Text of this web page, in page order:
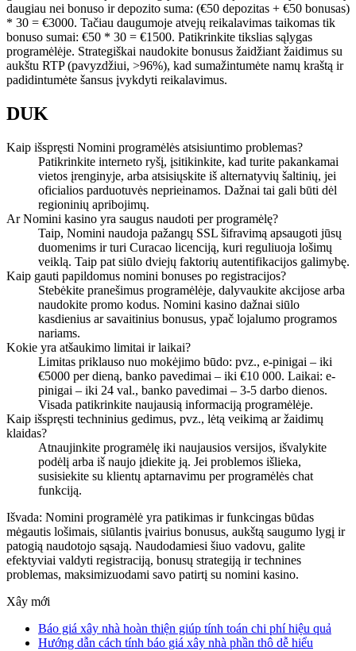
daugiau nei bonuso ir depozito suma: (€50 depozitas + €50 bonusas)
* 30 = €3000. Tačiau daugumoje atvejų reikalavimas taikomas tik
bonuso sumai: €50 * 30 = €1500. Patikrinkite tikslias sąlygas
programėlėje. Strategiškai naudokite bonusus žaidžiant žaidimus su
aukštu RTP (pavyzdžiui, >96%), kad sumažintumėte namų kraštą ir
padidintumėte šansus įvykdyti reikalavimus.
DUK
Kaip išspręsti Nomini programėlės atsisiuntimo problemas?
Patikrinkite interneto ryšį, įsitikinkite, kad turite pakankamai
vietos įrenginyje, arba atsisiųskite iš alternatyvių šaltinių, jei
oficialios parduotuvės neprieinamos. Dažnai tai gali būti dėl
regioninių apribojimų.
Ar Nomini kasino yra saugus naudoti per programėlę?
Taip, Nomini naudoja pažangų SSL šifravimą apsaugoti jūsų
duomenims ir turi Curacao licenciją, kuri reguliuoja lošimų
veiklą. Taip pat siūlo dviejų faktorių autentifikacijos galimybę.
Kaip gauti papildomus nomini bonuses po registracijos?
Stebėkite pranešimus programėlėje, dalyvaukite akcijose arba
naudokite promo kodus. Nomini kasino dažnai siūlo
kasdienius ar savaitinius bonusus, ypač lojalumo programos
nariams.
Kokie yra atšaukimo limitai ir laikai?
Limitas priklauso nuo mokėjimo būdo: pvz., e-pinigai – iki
€5000 per dieną, banko pavedimai – iki €10 000. Laikai: e-
pinigai – iki 24 val., banko pavedimai – 3-5 darbo dienos.
Visada patikrinkite naujausią informaciją programėlėje.
Kaip išspręsti techninius gedimus, pvz., lėtą veikimą ar žaidimų
klaidas?
Atnaujinkite programėlę iki naujausios versijos, išvalykite
podėlį arba iš naujo įdiekite ją. Jei problemos išlieka,
susisiekite su klientų aptarnavimu per programėlės chat
funkciją.
Išvada: Nomini programėlė yra patikimas ir funkcingas būdas
mėgautis lošimais, siūlantis įvairius bonusus, aukštą saugumo lygį ir
patogią naudotojo sąsają. Naudodamiesi šiuo vadovu, galite
efektyviai valdyti registraciją, bonusų strategiją ir technines
problemas, maksimizuodami savo patirtį su nomini kasino.
Xây mới
Báo giá xây nhà hoàn thiện giúp tính toán chi phí hiệu quả
Hướng dẫn cách tính báo giá xây nhà phần thô dễ hiểu